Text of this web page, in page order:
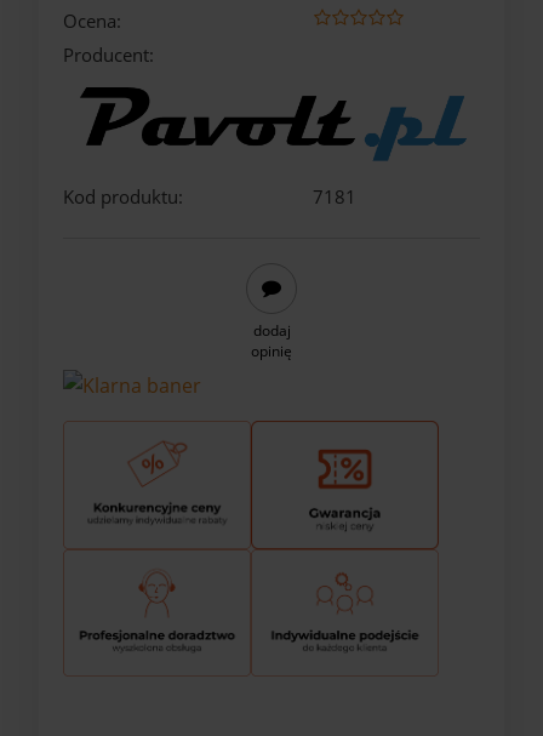
Ocena:
Producent:
Kod produktu: 7181
dodaj
opinię